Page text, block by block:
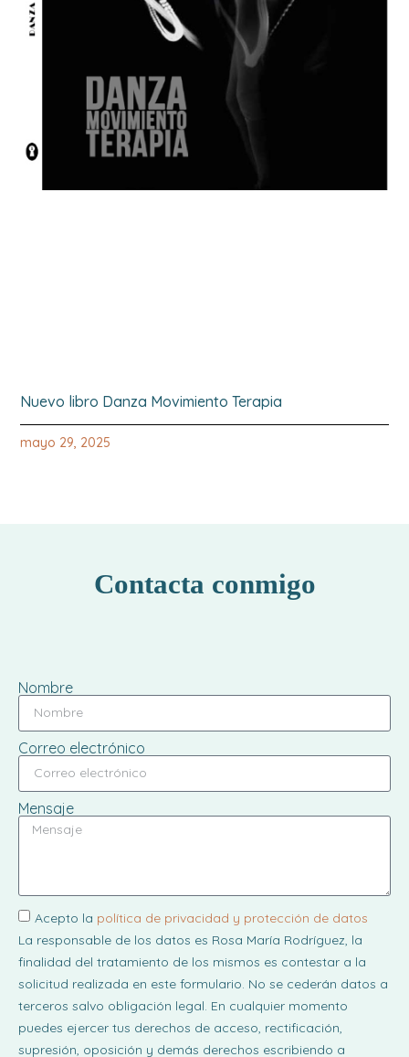
Nuevo libro Danza Movimiento Terapia
mayo 29, 2025
Contacta conmigo
Nombre
Correo electrónico
Mensaje
Acepto la política de privacidad y protección de datos
La responsable de los datos es Rosa María Rodríguez, la
finalidad del tratamiento de los mismos es contestar a la
solicitud realizada en este formulario. No se cederán datos a
terceros salvo obligación legal. En cualquier momento
puedes ejercer tus derechos de acceso, rectificación,
supresión, oposición y demás derechos escribiendo a